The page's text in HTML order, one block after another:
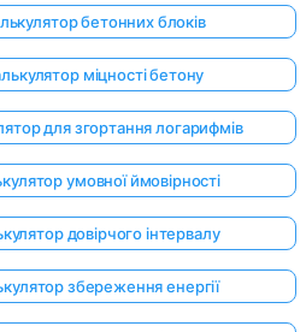
бетонних блоків
міцності бетону
для згортання логарифмів
умовної ймовірності
довірчого інтервалу
збереження енергії